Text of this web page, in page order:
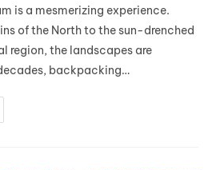
is a mesmerizing experience.
of the North to the sun-drenched
region, the landscapes are
backpacking…